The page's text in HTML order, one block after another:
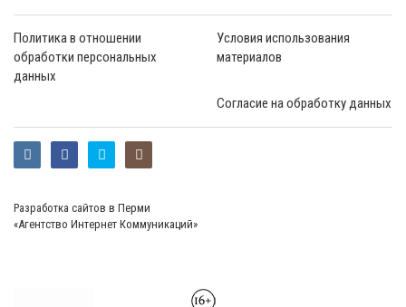
Политика в отношении
обработки персональных
данных
Условия использования
материалов
Согласие на обработку данных
Разработка сайтов в Перми
«Агентство Интернет Коммуникаций»